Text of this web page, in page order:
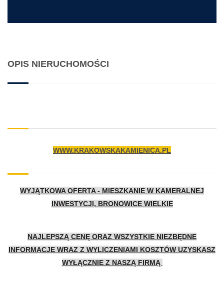
OPIS NIERUCHOMOŚCI
WWW.KRAKOWSKAKAMIENICA.PL
WYJĄTKOWA OFERTA - MIESZKANIE W KAMERALNEJ
INWESTYCJI, BRONOWICE WIELKIE
NAJLEPSZĄ CENĘ ORAZ WSZYSTKIE NIEZBĘDNE
INFORMACJE WRAZ Z WYLICZENIAMI KOSZTÓW UZYSKASZ
WYŁĄCZNIE Z NASZĄ FIRMĄ